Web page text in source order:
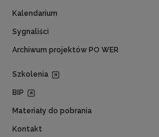
Kalendarium
Sygnaliści
Archiwum projektów PO WER
Szkolenia
BIP
Materiały do pobrania
Kontakt